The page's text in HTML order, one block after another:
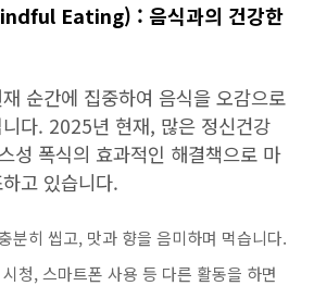
Eating) : 음식과의 건강한
순간에 집중하여 음식을 오감으로
다. 2025년 현재, 많은 정신건강
성 폭식의 효과적인 해결책으로 마
고 있습니다.
분히 씹고, 맛과 향을 음미하며 먹습니다.
청, 스마트폰 사용 등 다른 활동을 하면